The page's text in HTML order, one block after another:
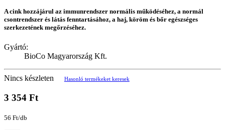
A cink hozzájárul az immunrendszer normális működéséhez, a normál
csontrendszer és látás fenntartásához, a haj, köröm és bőr egészséges
szerkezetének megőrzéséhez.
Gyártó:
BioCo Magyarország Kft.
Nincs készleten Hasonló termékeket keresek
3 354 Ft
56 Ft/db